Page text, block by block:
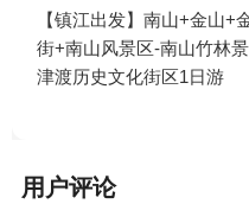
台+金山寺+圌山1日游
【镇江出发】南山+金山+
街+南山风景区-南山竹林
津渡历史文化街区1日游
用户评论